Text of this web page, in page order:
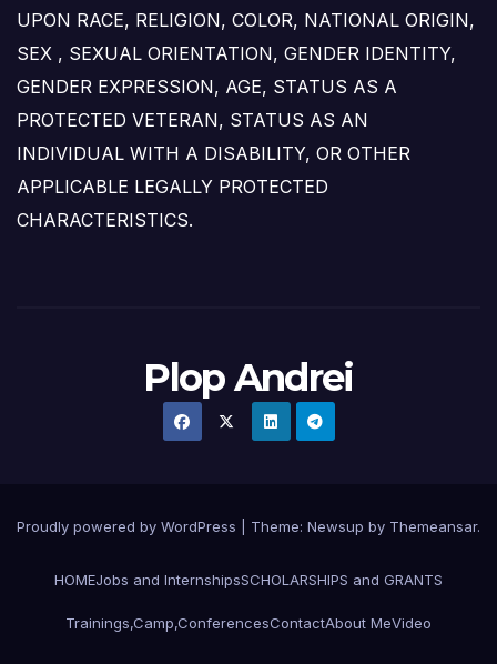
UPON RACE, RELIGION, COLOR, NATIONAL ORIGIN,
SEX , SEXUAL ORIENTATION, GENDER IDENTITY,
GENDER EXPRESSION, AGE, STATUS AS A
PROTECTED VETERAN, STATUS AS AN
INDIVIDUAL WITH A DISABILITY, OR OTHER
APPLICABLE LEGALLY PROTECTED
CHARACTERISTICS.
Plop Andrei
Proudly powered by WordPress Theme: Newsup by Themeansar.
HOMEJobs and InternshipsSCHOLARSHIPS and GRANTS
Trainings,Camp,ConferencesContactAbout MeVideo